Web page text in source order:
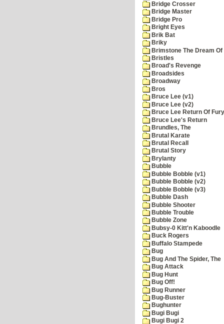
Bridge Crosser
Bridge Master
Bridge Pro
Bright Eyes
Brik Bat
Briky
Brimstone The Dream Of
Bristles
Broad's Revenge
Broadsides
Broadway
Bros
Bruce Lee (v1)
Bruce Lee (v2)
Bruce Lee Return Of Fury
Bruce Lee's Return
Brundles, The
Brutal Karate
Brutal Recall
Brutal Story
Brylanty
Bubble
Bubble Bobble (v1)
Bubble Bobble (v2)
Bubble Bobble (v3)
Bubble Dash
Bubble Shooter
Bubble Trouble
Bubble Zone
Bubsy-0 Kitt'n Kaboodle
Buck Rogers
Buffalo Stampede
Bug
Bug And The Spider, The
Bug Attack
Bug Hunt
Bug Off!
Bug Runner
Bug-Buster
Bughunter
Bugi Bugi
Bugi Bugi 2